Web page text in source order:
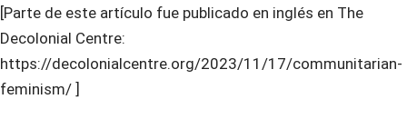
[Parte de este artículo fue publicado en inglés en The
Decolonial Centre:
https://decolonialcentre.org/2023/11/17/communitarian-
feminism/ ]